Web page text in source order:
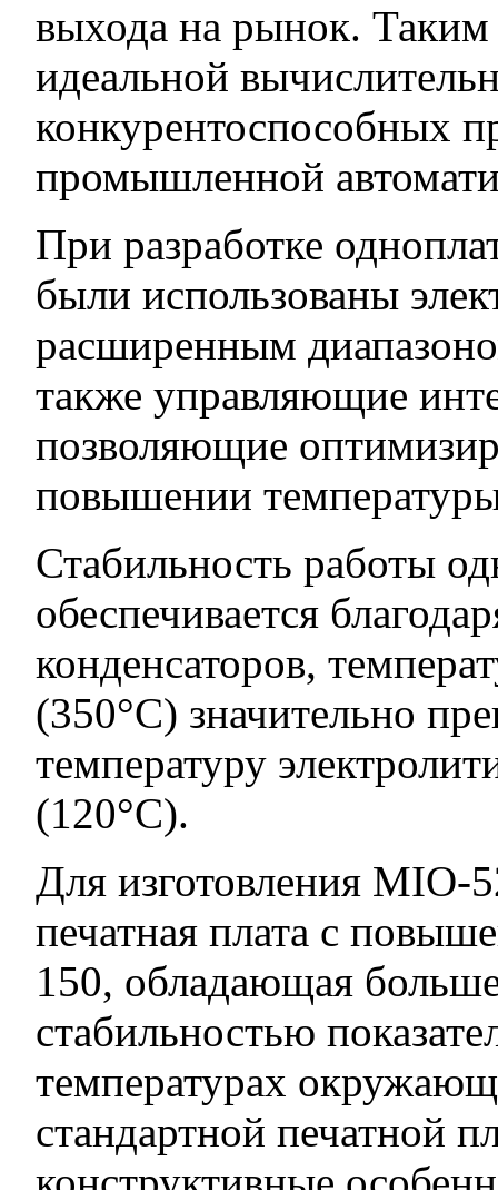
выхода на рынок. Таким
идеальной
конкурентоспособных
промышленной
При разработке
были использованы
расширенным
также управляющие
позволяющие
повышении
Стабильность работы
обеспечивается
конденсаторов,
(350°C) значительно
температуру
(120°C).
Для изготовления MIO-
печатная плата с
150, обладающая
стабильностью
температурах
стандартной печатной